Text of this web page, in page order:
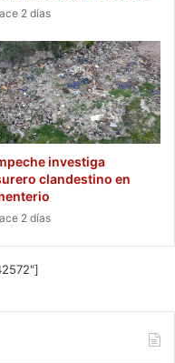
2 días
investiga
clandestino en
2 días